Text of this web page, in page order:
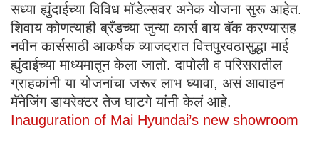
सध्या ह्युंदाईच्या विविध मॉडेल्सवर अनेक योजना सुरू आहेत.
शिवाय कोणत्याही ब्रँडच्या जुन्या कार्स बाय बॅक करण्यासह
नवीन कार्ससाठी आकर्षक व्याजदरात वित्तपुरवठासुद्धा माई
ह्युंदाईच्या माध्यमातून केला जातो. दापोली व परिसरातील
ग्राहकांनी या योजनांचा जरूर लाभ घ्यावा, असं आवाहन
मॅनेजिंग डायरेक्टर तेज घाटगे यांनी केलं आहे.
Inauguration of Mai Hyundai’s new showroom